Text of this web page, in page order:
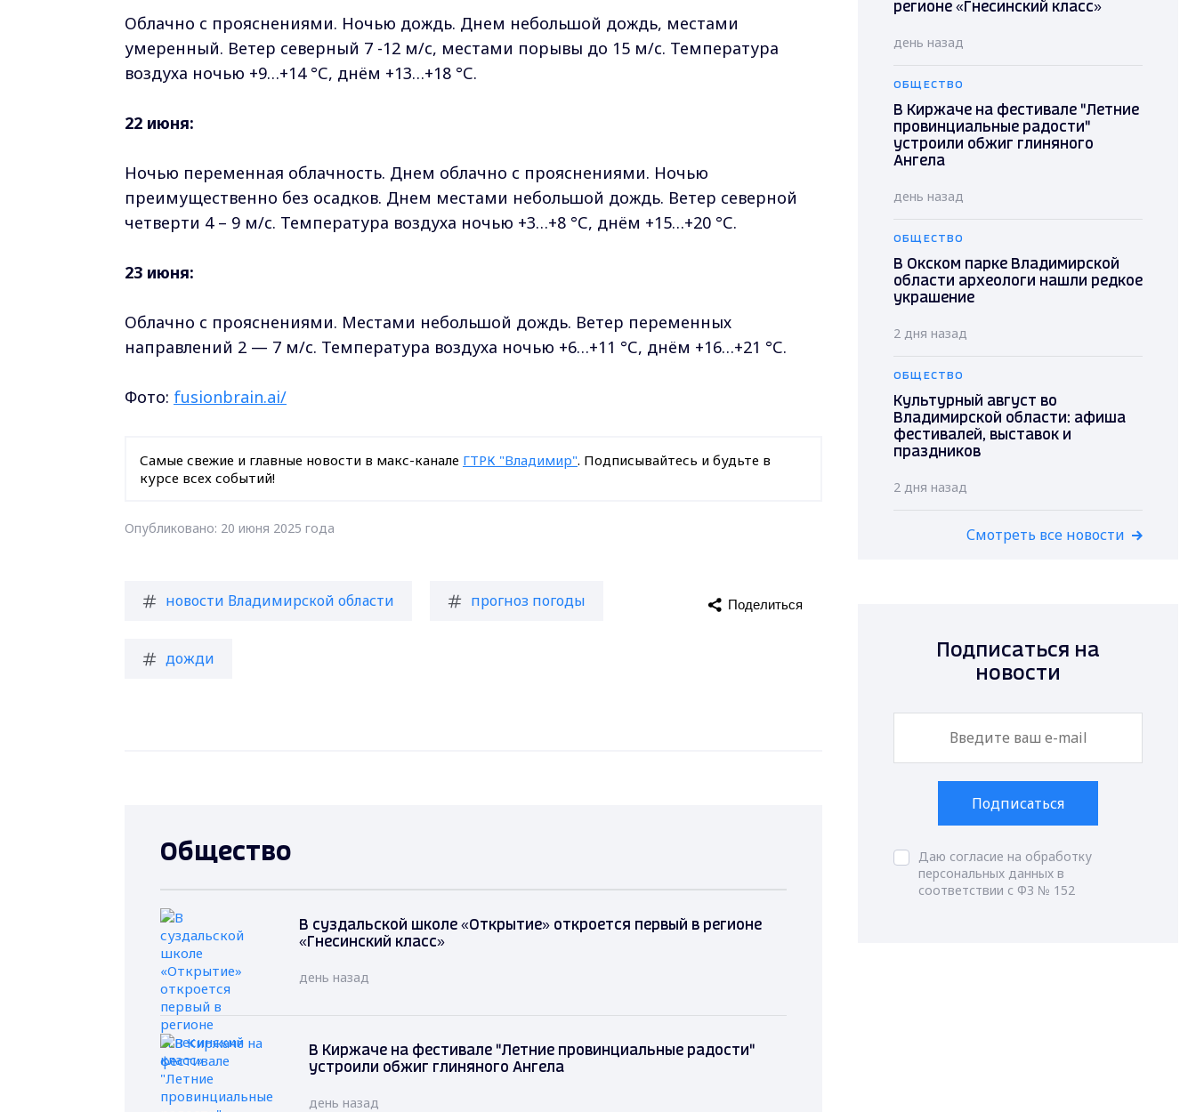
Облачно с прояснениями. Ночью дождь. Днем небольшой дождь, местами
умеренный. Ветер северный 7 -12 м/с, местами порывы до 15 м/с. Температура
воздуха ночью +9…+14 °С, днём +13…+18 °С.
22 июня:
Ночью переменная облачность. Днем облачно с прояснениями. Ночью
преимущественно без осадков. Днем местами небольшой дождь. Ветер северной
четверти 4 – 9 м/с. Температура воздуха ночью +3…+8 °С, днём +15…+20 °С.
23 июня:
Облачно с прояснениями. Местами небольшой дождь. Ветер переменных
направлений 2 — 7 м/с. Температура воздуха ночью +6…+11 °С, днём +16…+21 °С.
Фото: fusionbrain.ai/
Самые свежие и главные новости в макс-канале ГТРК "Владимир". Подписывайтесь и будьте в
курсе всех событий!
Опубликовано: 20 июня 2025 года
новости Владимирской области прогноз погоды
дожди
Поделиться
Общество
В суздальской школе «Открытие» откроется первый в регионе
«Гнесинский класс»
день назад
В Киржаче на фестивале "Летние провинциальные радости"
устроили обжиг глиняного Ангела
день назад
регионе «Гнесинский класс»
день назад
ОБЩЕСТВО
В Киржаче на фестивале "Летние
провинциальные радости"
устроили обжиг глиняного
Ангела
день назад
ОБЩЕСТВО
В Окском парке Владимирской
области археологи нашли редкое
украшение
2 дня назад
ОБЩЕСТВО
Культурный август во
Владимирской области: афиша
фестивалей, выставок и
праздников
2 дня назад
Смотреть все новости
Подписаться на
новости
Подписаться
Даю согласие на обработку
персональных данных в
соответствии с ФЗ № 152